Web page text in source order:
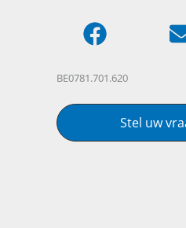
BE0781.701.620
Stel uw